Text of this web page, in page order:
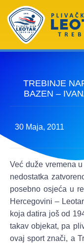
TREBINJE
BAZEN –
30 Maja, 2011
Već duže vremena
nedostatka
posebno osjeća u
Hercegovini –
koja datira još od
takav objekat, pa
ovaj sport znači, a